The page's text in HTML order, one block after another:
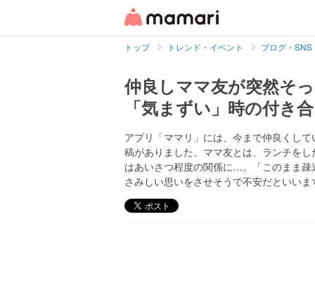
トップ トレンド・イベント ブログ・SNS
仲良しママ友が突然そ
「気まずい」時の付き
アプリ「ママリ」には、今まで仲良くし
稿がありました。ママ友とは、ランチを
はあいさつ程度の関係に…。「このまま
さみしい思いをさせそうで不安だといい